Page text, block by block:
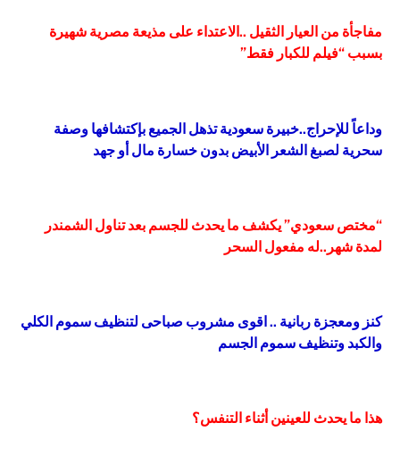
مفاجأة من العيار الثقيل ..الاعتداء على مذيعة مصرية شهيرة
بسبب “فيلم للكبار فقط”
وداعاً للإحراج..خبيرة سعودية تذهل الجميع بإكتشافها وصفة
سحرية لصبغ الشعر الأبيض بدون خسارة مال أو جهد
“مختص سعودي” يكشف ما يحدث للجسم بعد تناول الشمندر
لمدة شهر..له مفعول السحر
كنز ومعجزة ربانية .. اقوى مشروب صباحى لتنظيف سموم الكلي
والكبد وتنظيف سموم الجسم
هذا ما يحدث للعينين أثناء التنفس؟